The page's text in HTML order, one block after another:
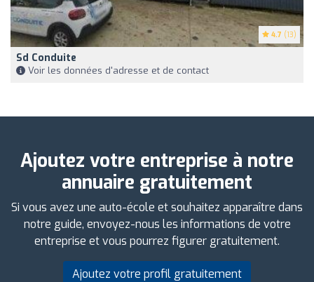
4.7 (13)
Sd Conduite
Voir les données d'adresse et de contact
Ajoutez votre entreprise à notre
annuaire gratuitement
Si vous avez une auto-école et souhaitez apparaître dans
notre guide, envoyez-nous les informations de votre
entreprise et vous pourrez figurer gratuitement.
Ajoutez votre profil gratuitement